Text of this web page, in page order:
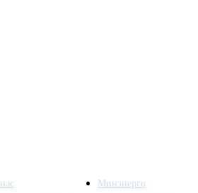
Минэнерго